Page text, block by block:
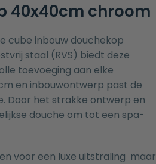
40x40cm chroom
cube inbouw douchekop
staal (RVS) biedt deze
toevoeging aan elke
en inbouwontwerp past de
Door het strakke ontwerp en
douche om tot een spa-
voor een luxe uitstraling maar